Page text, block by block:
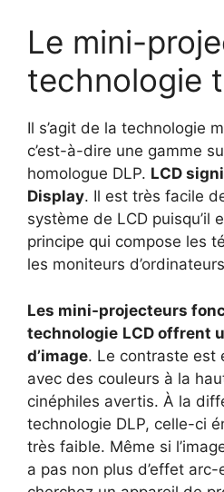
Le mini-
technologie
Il s’agit de la technologie
c’est-à-dire une gamme
homologue DLP. LCD
Display. Il est très facile
système de LCD puisqu’il
principe qui compose les
les moniteurs
Les mini-projecteurs
technologie LCD offrent
d’image. Le contraste est
avec des couleurs à la
cinéphiles avertis. À la
technologie DLP, celle-ci
très faible. Même si
a pas non plus d’effet